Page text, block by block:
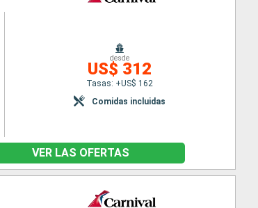
desde
US$ 312
Tasas: +US$ 162
Comidas incluidas
VER LAS OFERTAS